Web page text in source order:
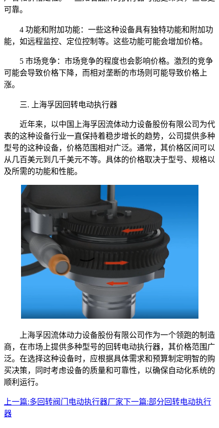
可靠。
4 功能和附加功能：一些这种设备具有独特功能和附加功
能，如远程监控、定位控制等。这些功能可能会增加价格。
5 市场竞争：市场竞争的程度也会影响价格。激烈的竞争
可能会导致价格下降，而相对垄断的市场则可能导致价格上
涨。
三. 上海孚因回转电动执行器
近年来，以中国上海孚因流体动力设备股份有限公司为代
表的这种设备行业一直保持着稳步增长的趋势，公司提供多种
型号的这种设备，价格范围相对广泛。通常，其价格区间可以
从几百美元到几千美元不等。具体的价格取决于型号、规格以
及所需的功能和性能。
上海孚因流体动力设备股份有限公司作为一个领跑的制造
商，在市场上提供多种型号的回转电动执行器，其价格范围广
泛。在选择这种设备时，应根据具体需求和预算制定明智的购
买决策，同时考虑设备的质量和可靠性，以确保自动化系统的
顺利运行。
上一篇:多回转阀门电动执行器厂家下一篇:部分回转电动执行
器